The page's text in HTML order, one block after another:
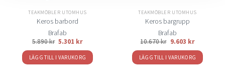
TEAKMÖBLER UTOMHUS
Keros barbord
Brafab
5.890kr 5.301 kr
LÄGG TILL I VARUKORG
TEAKMÖBLER UTOMHUS
Keros bargrupp
Brafab
10.670kr 9.603 kr
LÄGG TILL I VARUKORG